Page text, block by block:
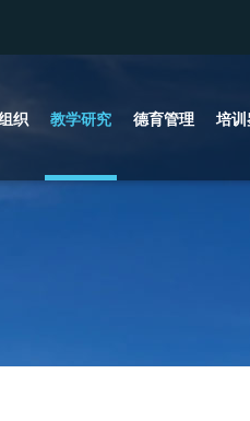
织 教学研究 德育管理 培训